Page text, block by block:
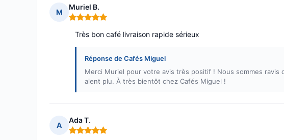
M
Muriel B.
Note : 5 sur 5
Très bon café livraison rapide sérieux
Réponse de Cafés Miguel
Merci Muriel pour votre avis très positif ! Nous sommes
aient plu. À très bientôt chez Cafés Miguel !
A
Ada T.
Note : 5 sur 5